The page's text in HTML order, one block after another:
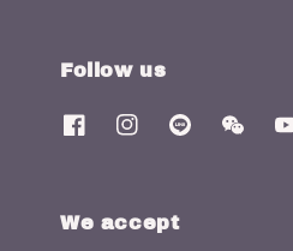
Follow us
We accept